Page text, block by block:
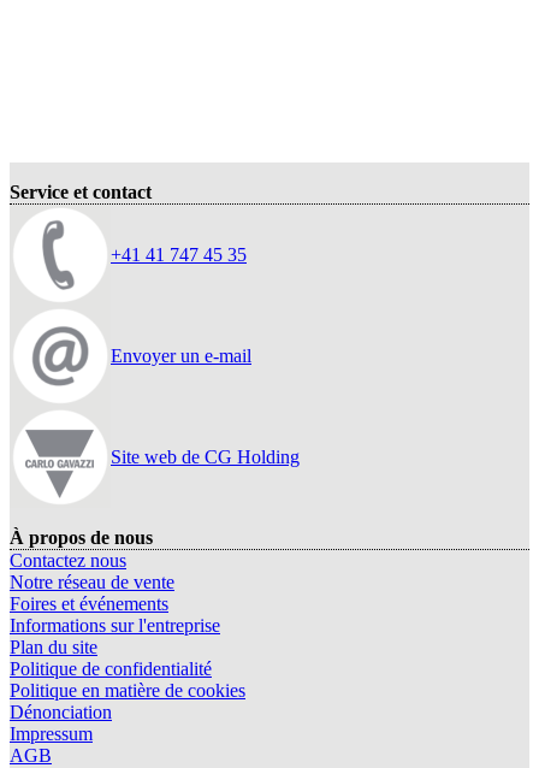
Service et contact
+41 41 747 45 35
Envoyer un e-mail
Site web de CG Holding
À propos de nous
Contactez nous
Notre réseau de vente
Foires et événements
Informations sur l'entreprise
Plan du site
Politique de confidentialité
Politique en matière de cookies
Dénonciation
Impressum
AGB